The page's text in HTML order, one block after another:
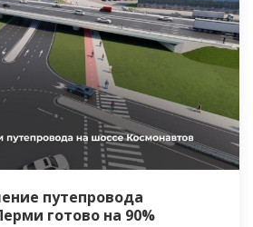
путепровода
готово на 90%